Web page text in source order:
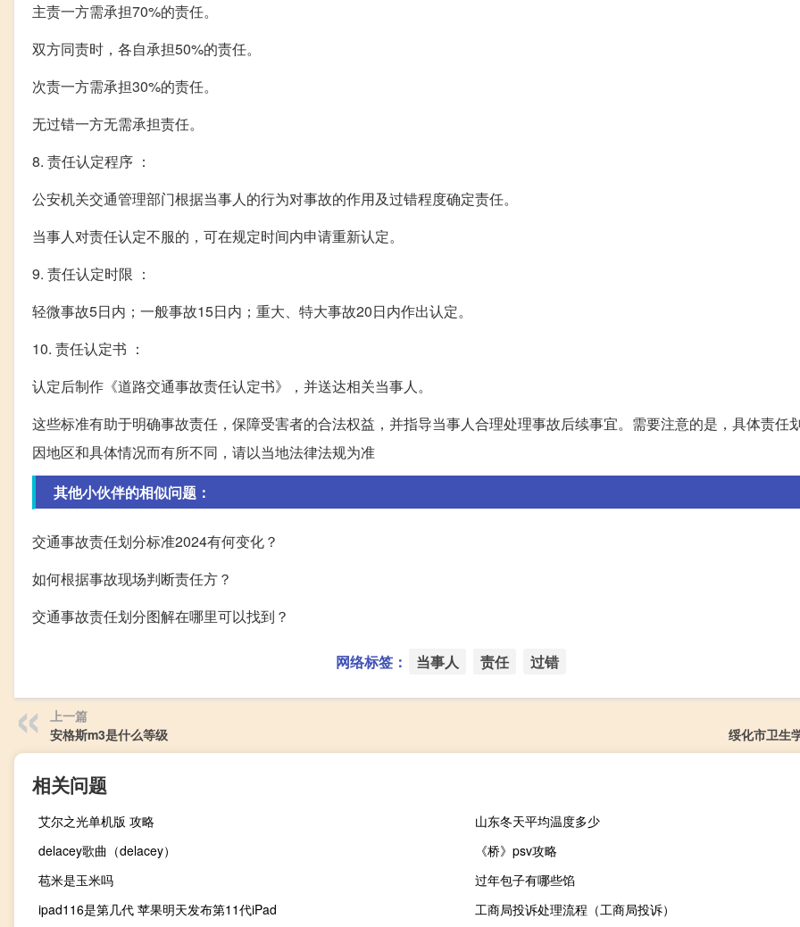
主责一方需承担70%的责任。
双方同责时，各自承担50%的责任。
次责一方需承担30%的责任。
无过错一方无需承担责任。
8. 责任认定程序 ：
公安机关交通管理部门根据当事人的行为对事故的作用及过错程度确定责任。
当事人对责任认定不服的，可在规定时间内申请重新认定。
9. 责任认定时限 ：
轻微事故5日内；一般事故15日内；重大、特大事故20日内作出认定。
10. 责任认定书 ：
认定后制作《道路交通事故责任认定书》，并送达相关当事人。
这些标准有助于明确事故责任，保障受害者的合法权益，并指导当事人合理处理事故后续事宜。需要注意的是，具体责任
因地区和具体情况而有所不同，请以当地法律法规为准
其他小伙伴的相似问题：
交通事故责任划分标准2024有何变化？
如何根据事故现场判断责任方？
交通事故责任划分图解在哪里可以找到？
网络标签： 当事人 责任 过错
上一篇
安格斯m3是什么等级
绥化市卫生
相关问题
艾尔之光单机版 攻略
山东冬天平均温度多少
delacey歌曲（delacey）
《桥》psv攻略
苞米是玉米吗
过年包子有哪些馅
ipad116是第几代 苹果明天发布第11代iPad
工商局投诉处理流程（工商局投诉）